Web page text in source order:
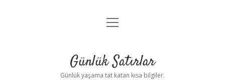
Anasayfa
Yasal Uyarı
menüyü
Günlük Satırlar
Günlük yaşama tat katan kısa bilgiler.